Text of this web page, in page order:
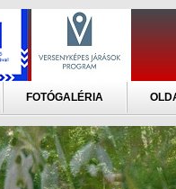
FOTÓGALÉRIA